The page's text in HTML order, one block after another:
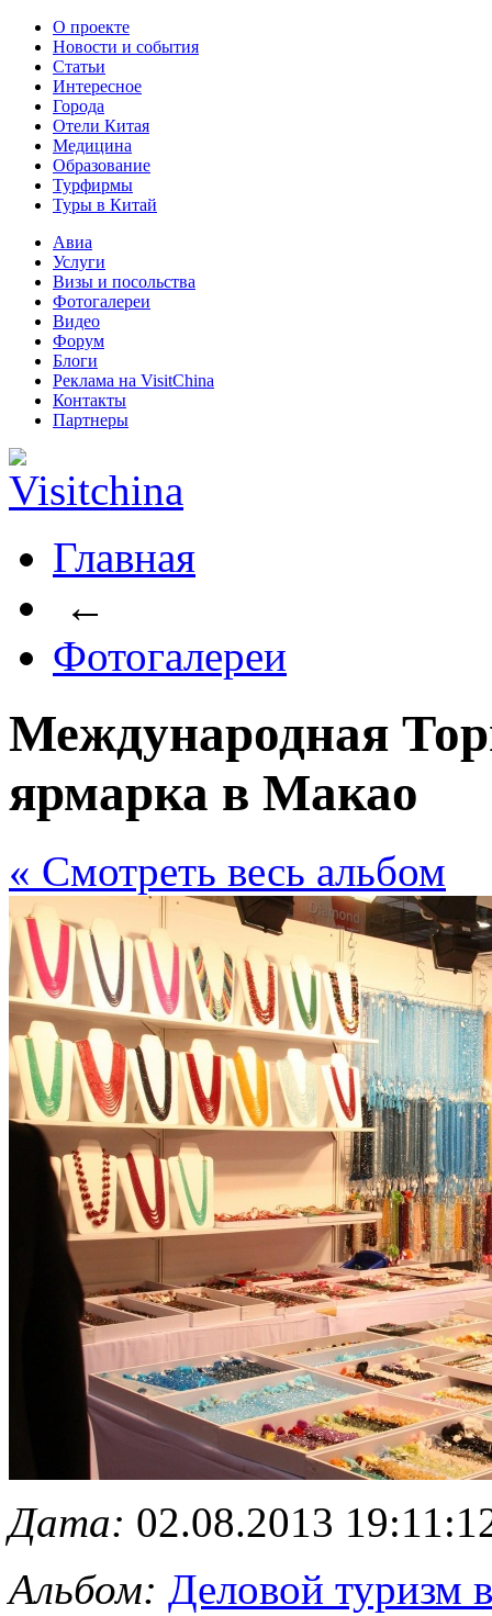
О проекте
Новости и события
Статьи
Интересное
Города
Отели Китая
Медицина
Образование
Турфирмы
Туры в Китай
Авиа
Услуги
Визы и посольства
Фотогалереи
Видео
Форум
Блоги
Реклама на VisitChina
Контакты
Партнеры
Главная
←
Фотогалереи
Международная
ярмарка в Макао
« Cмотреть весь альбом
Дата: 02.08.2013
Альбом: Деловой туризм